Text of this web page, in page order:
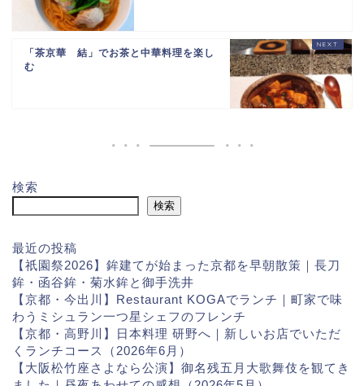
「茶京華 結」でお茶と中華料理を楽し
む
検索
検索
最近の投稿
【祇園祭2026】鉾建てが始まった京都を早朝散策｜長刀
鉾・函谷鉾・菊水鉾と御手洗井
【京都・今出川】Restaurant KOGAでランチ｜町家で味
わうミシュラン一つ星シェフのフレンチ
【京都・高野川】日本料理 研野へ｜新しいお店でいただ
くランチコース（2026年6月）
【大阪松竹座さよなら公演】御名残五月大歌舞伎を観てき